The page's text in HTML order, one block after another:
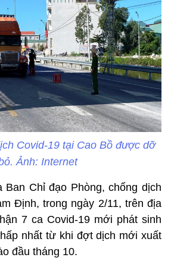
Covid-19 tại Cao Bồ được dỡ
Ảnh: Internet
Ban Chỉ đạo Phòng, chống dịch
Định, trong ngày 2/11, trên địa
7 ca Covid-19 mới phát sinh
nhất từ khi đợt dịch mới xuất
đầu tháng 10.